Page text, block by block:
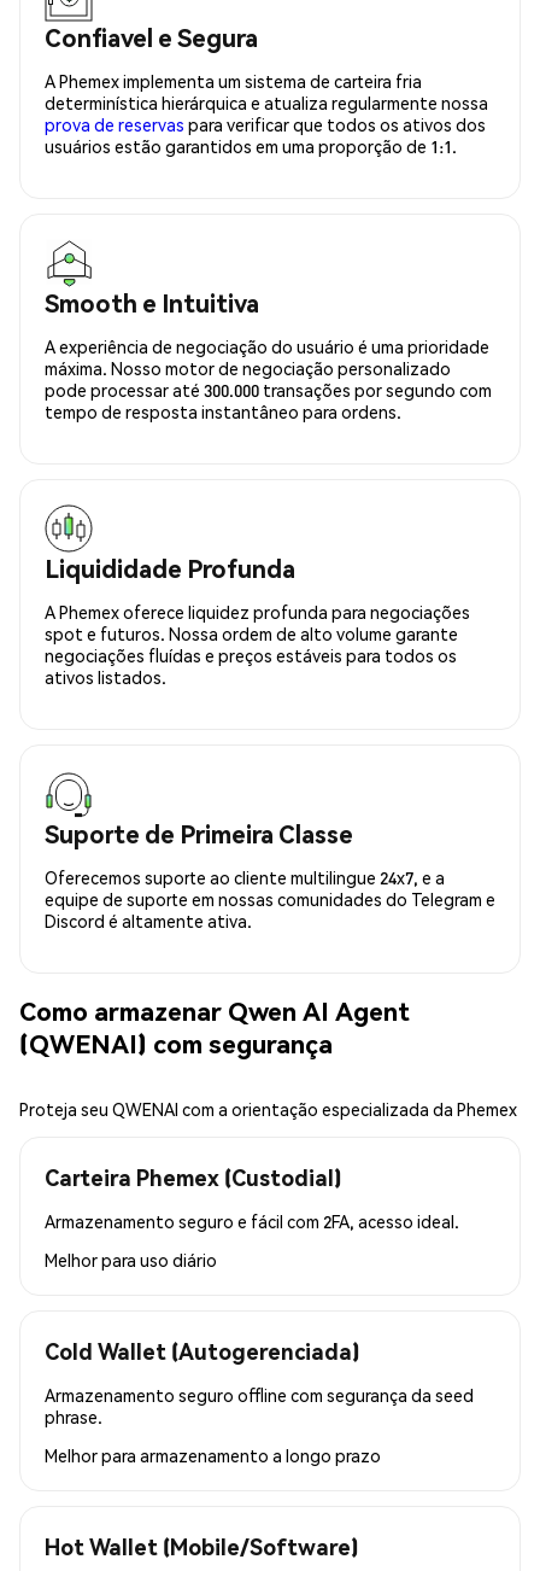
Confiavel e Segura
A Phemex implementa um sistema de carteira fria
determinística hierárquica e atualiza regularmente nossa
prova de reservas para verificar que todos os ativos dos
usuários estão garantidos em uma proporção de 1:1.
Smooth e Intuitiva
A experiência de negociação do usuário é uma prioridade
máxima. Nosso motor de negociação personalizado
pode processar até 300.000 transações por segundo com
tempo de resposta instantâneo para ordens.
Liquididade Profunda
A Phemex oferece liquidez profunda para negociações
spot e futuros. Nossa ordem de alto volume garante
negociações fluídas e preços estáveis para todos os
ativos listados.
Suporte de Primeira Classe
Oferecemos suporte ao cliente multilingue 24x7, e a
equipe de suporte em nossas comunidades do Telegram e
Discord é altamente ativa.
Como armazenar Qwen AI Agent
(QWENAI) com segurança
Proteja seu QWENAI com a orientação especializada da Phemex
Carteira Phemex (Custodial)
Armazenamento seguro e fácil com 2FA, acesso ideal.
Melhor para uso diário
Cold Wallet (Autogerenciada)
Armazenamento seguro offline com segurança da seed
phrase.
Melhor para armazenamento a longo prazo
Hot Wallet (Mobile/Software)